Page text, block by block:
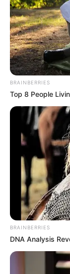
ocasionada
personas que
uno de las
lugar de los
Lea También:
Ternera
Metropolitana
BRAINBERRIES
Top 8 People
BRAINBERRIES
DNA Analysis